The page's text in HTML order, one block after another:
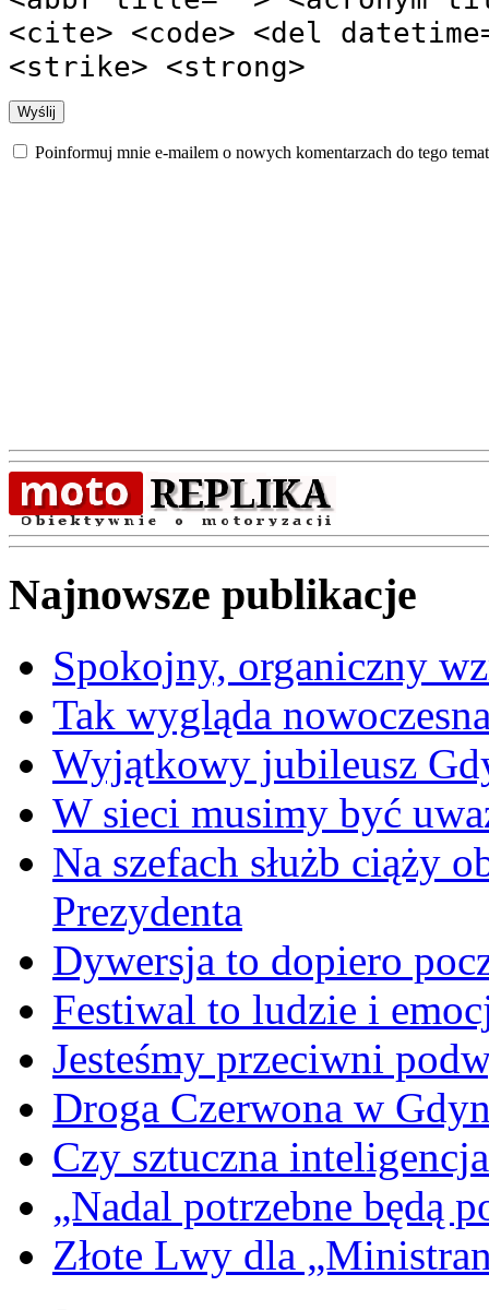
<cite> <code> <del
<strike> <strong>
Poinformuj mnie e-mailem o nowych komentarzach do tego
Najnowsze publikacje
Spokojny, organiczny
Tak wygląda
Wyjątkowy jubileusz
W sieci musimy być
Na szefach służb ciąży
Prezydenta
Dywersja to dopiero
Festiwal to ludzie i
Jesteśmy przeciwni
Droga Czerwona w
Czy sztuczna
„Nadal potrzebne będą
Złote Lwy dla